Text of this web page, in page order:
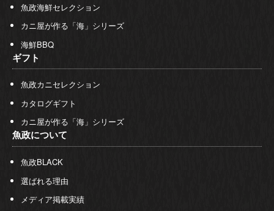
魚政海鮮セレクション
カニ屋が作る「海」シリーズ
海鮮BBQ
ギフト
魚政カニセレクション
カタログギフト
カニ屋が作る「海」シリーズ
魚政について
魚政BLACK
選ばれる理由
メディア掲載実績